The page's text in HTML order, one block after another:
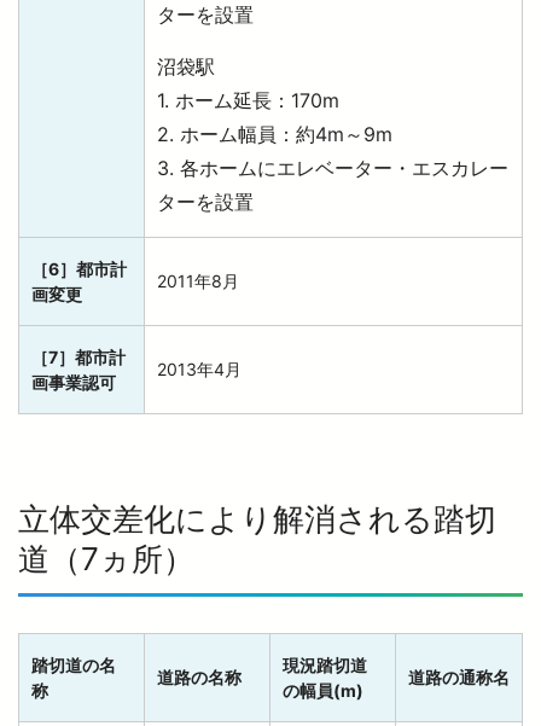
ターを設置
沼袋駅
1. ホーム延長：170m
2. ホーム幅員：約4m～9m
3. 各ホームにエレベーター・エスカレー
ターを設置
［6］都市計
画変更
2011年8月
［7］都市計
画事業認可
2013年4月
立体交差化により解消される踏切
道（7ヵ所）
踏切道の名
称
道路の名称
現況踏切道
の幅員(m)
道路の通称名